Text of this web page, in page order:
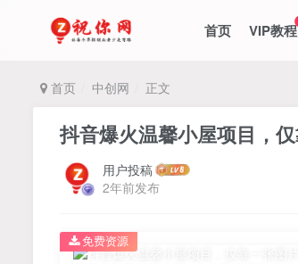
首页 VIP教程
首页 中创网 正文
抖音爆火温馨小屋项目，
用户投稿
2年前发布
免费资源